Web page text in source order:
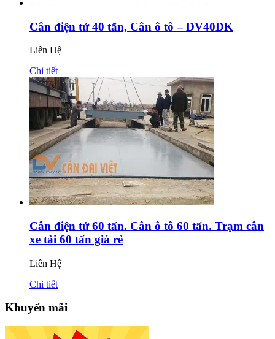
Cân điện tử 40 tấn, Cân ô tô – DV40DK
Liên Hệ
Chi tiết
Cân điện tử 60 tấn. Cân ô tô 60 tấn. Trạm cân
xe tải 60 tấn giá rẻ
Liên Hệ
Chi tiết
Khuyến mãi